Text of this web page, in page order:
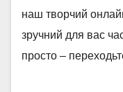
наш творчий
зручний для вас
просто –